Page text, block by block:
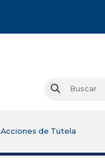
Buscar
Acciones de Tutela